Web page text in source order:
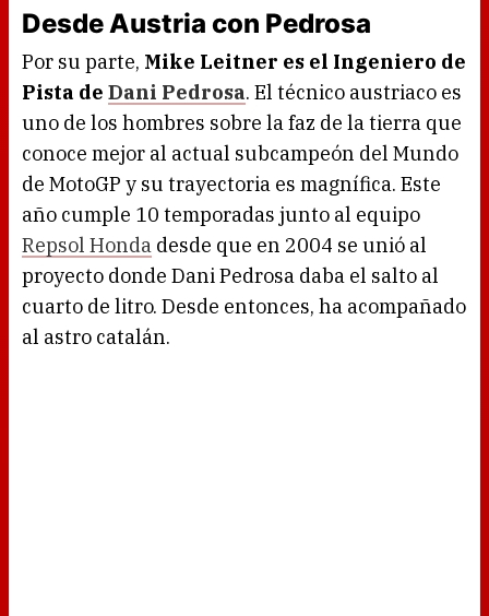
Desde Austria con Pedrosa
Por su parte, Mike Leitner es el Ingeniero de
Pista de Dani Pedrosa. El técnico austriaco es
uno de los hombres sobre la faz de la tierra que
conoce mejor al actual subcampeón del Mundo
de MotoGP y su trayectoria es magnífica. Este
año cumple 10 temporadas junto al equipo
Repsol Honda desde que en 2004 se unió al
proyecto donde Dani Pedrosa daba el salto al
cuarto de litro. Desde entonces, ha acompañado
al astro catalán.